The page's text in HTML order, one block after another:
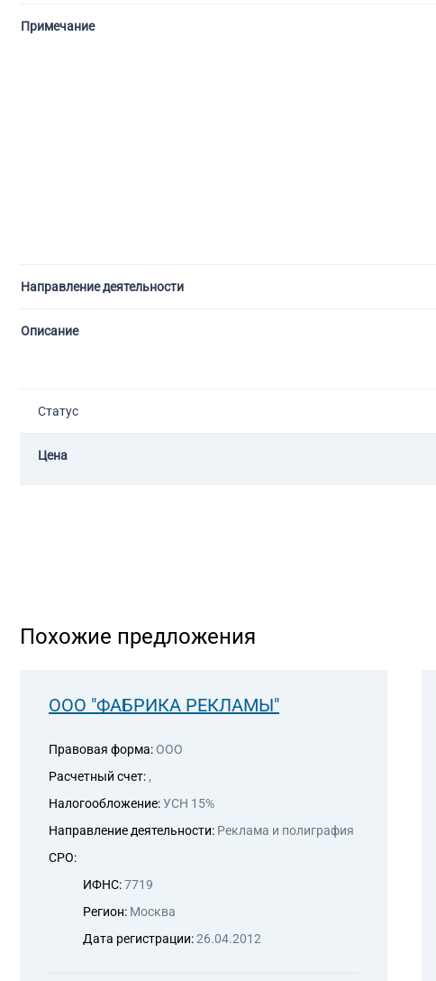
Примечание
Направление деятельности
Описание
Статус
Цена
Похожие предложения
ООО "ФАБРИКА РЕКЛАМЫ"
Правовая форма: ООО
Расчетный счет: ,
Налогообложение:УСН 15%
Направление деятельности: Реклама и полиграфия
СРО:
ИФНС:7719
Регион: Москва
Дата регистрации:26.04.2012